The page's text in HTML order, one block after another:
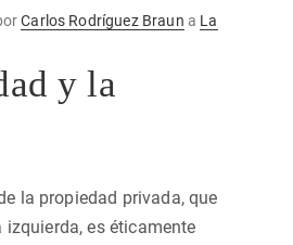
Carlos Rodríguez Braun a La
y la
la propiedad privada, que
es éticamente